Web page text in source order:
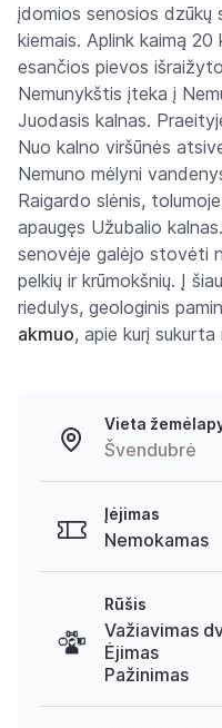
įdomios senosios
kiemais. Aplink kaimą
esančios pievos
Nemunykštis įteka į
Juodasis kalnas.
Nuo kalno viršūnės
Nemuno mėlyni
Raigardo slėnis,
apaugęs Užubalio
senovėje galėjo stovėti
pelkių ir krūmokšnių. Į
riedulys, geologinis
akmuo, apie kurį
Vieta
Švendubrė
Įėjimas
Nemokamas
Rūšis
Važiavimas
Ėjimas
Pažinimas